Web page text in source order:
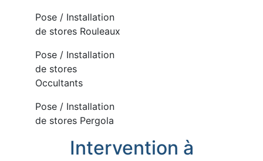
Pose / Installation
de stores Rouleaux
Pose / Installation
de stores
Occultants
Pose / Installation
de stores Pergola
Intervention à